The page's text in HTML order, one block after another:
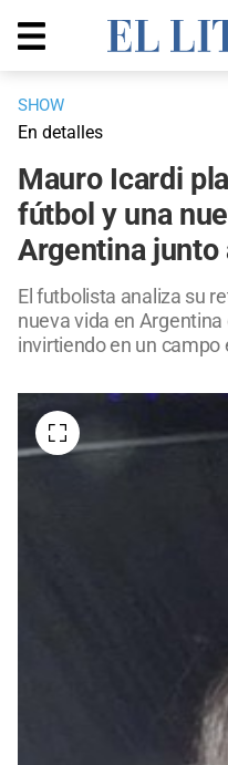
SHOW
En detalles
Mauro Icardi
fútbol y una
Argentina junto
El futbolista analiza su
nueva vida en Argentina
invirtiendo en un campo